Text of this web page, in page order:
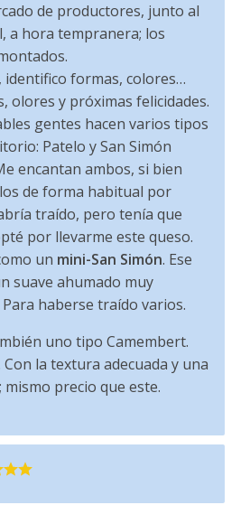
de productores, junto al
a hora tempranera; los
identifico formas, colores…
olores y próximas felicidades.
gentes hacen varios tipos
Patelo y San Simón
encantan ambos, si bien
de forma habitual por
traído, pero tenía que
por llevarme este queso.
un mini-San Simón. Ese
suave ahumado muy
haberse traído varios.
uno tipo Camembert.
la textura adecuada y una
precio que este.